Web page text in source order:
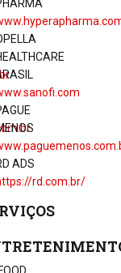
ADS
rd.com.br/
IFOOD